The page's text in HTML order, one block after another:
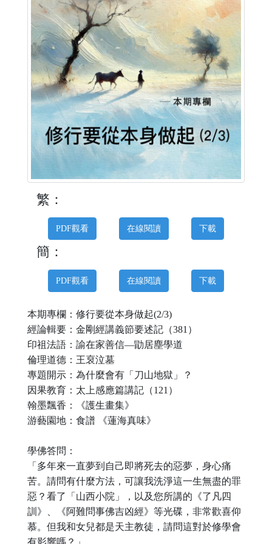
繁：
PDF觀看 在線閱讀 下載
簡：
PDF觀看 在線閱讀 下載
本期專欄：修行要從本身做起(2/3)
經論輯要：金剛經講義節要述記（381 ）
印祖法語：諭在家善信—勖居塵學道
倫理道德： 王裒泣墓
專題開示： 為什麼會有「刀山地獄」？
因果教育： 太上感應篇講記（121 ）
翰墨飄香：
《護生畫集》
游藝園地：食譜
《蓮海真味》
學佛答問：
「多年來一直夢到自己即將死去的惡夢，身心痛
苦。請問有什麼方法，可讓我洗淨這一生無盡的罪
惡？看了「山西小院」，以及您所講的《了凡四
訓》、《阿難問事佛吉凶經》等光碟，非常歡喜仰
慕。但我和女兒都是天主教徒，請問這對於修學會